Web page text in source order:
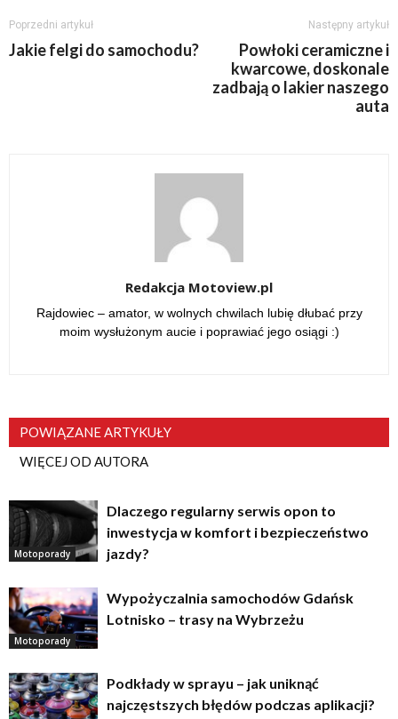
Poprzedni artykuł
Jakie felgi do samochodu?
Następny artykuł
Powłoki ceramiczne i
kwarcowe, doskonale
zadbają o lakier naszego
auta
Redakcja Motoview.pl
Rajdowiec – amator, w wolnych chwilach lubię dłubać przy
moim wysłużonym aucie i poprawiać jego osiągi :)
POWIĄZANE ARTYKUŁY
WIĘCEJ OD AUTORA
Motoporady
Dlaczego regularny serwis opon to
inwestycja w komfort i bezpieczeństwo
jazdy?
Motoporady
Wypożyczalnia samochodów Gdańsk
Lotnisko – trasy na Wybrzeżu
Podkłady w sprayu – jak uniknąć
najczęstszych błędów podczas aplikacji?